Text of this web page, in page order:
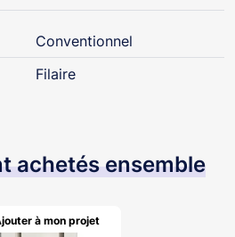
Conventionnel
Filaire
achetés ensemble
à mon projet